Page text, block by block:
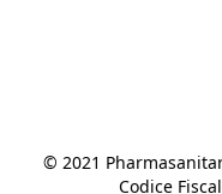
© 2021
Codice